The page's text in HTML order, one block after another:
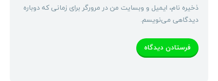
ذخیره نام، ایمیل و وبسایت من در مرورگر برای زمانی که دوباره
دیدگاهی می‌نویسم.